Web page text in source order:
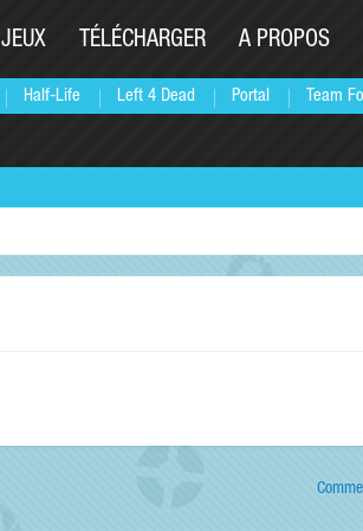
Half-Life Left 4 Dead Portal Team
JEUX TÉLÉCHARGER A PROPOS